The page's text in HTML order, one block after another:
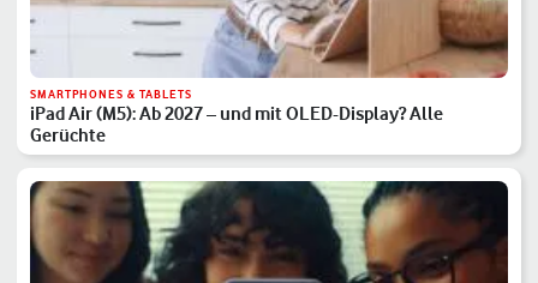
SMARTPHONES & TABLETS
iPad Air (M5): Ab 2027 – und mit OLED-Display? Alle
Gerüchte